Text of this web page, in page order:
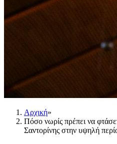
Αρχική»
Πόσο νωρίς πρέπει να
Σαντορίνης στην υψηλή